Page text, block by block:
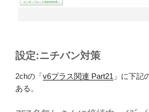
設定:ニチバン対策
2chの「v6プラス関連 Part21 」に下記
ある。